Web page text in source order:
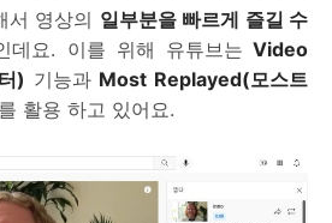
서 영상의 일부분을 빠르게 즐길 수
데요. 이를 위해 유튜브는 Video
) 기능과 Most Replayed(모스트
활용 하고 있어요.